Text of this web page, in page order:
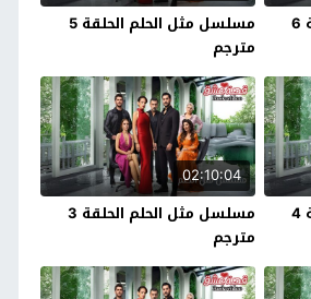
مسلسل مثل الحلم الحلقة 6
مسلسل مثل الحلم الحلقة 5
مترجم
مسلسل مثل الحلم الحلقة 4
02:10:04
مسلسل مثل الحلم الحلقة 3
مترجم